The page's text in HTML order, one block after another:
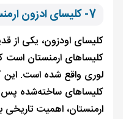
7- کلیسای ادزون ارمنستان (Odzun church)
کلیسای اودزون، یکی از
کلیساهای ارمنستان است
لوری واقع شده است. این
کلیساهای ساخته‌شده
ارمنستان، اهمیت تاریخی